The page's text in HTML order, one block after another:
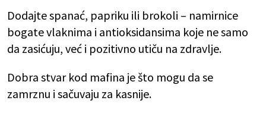
Dodajte spanać, papriku ili brokoli – namirnice
bogate vlaknima i antioksidansima koje ne samo
da zasićuju, već i pozitivno utiču na zdravlje.
Dobra stvar kod mafina je što mogu da se
zamrznu i sačuvaju za kasnije.